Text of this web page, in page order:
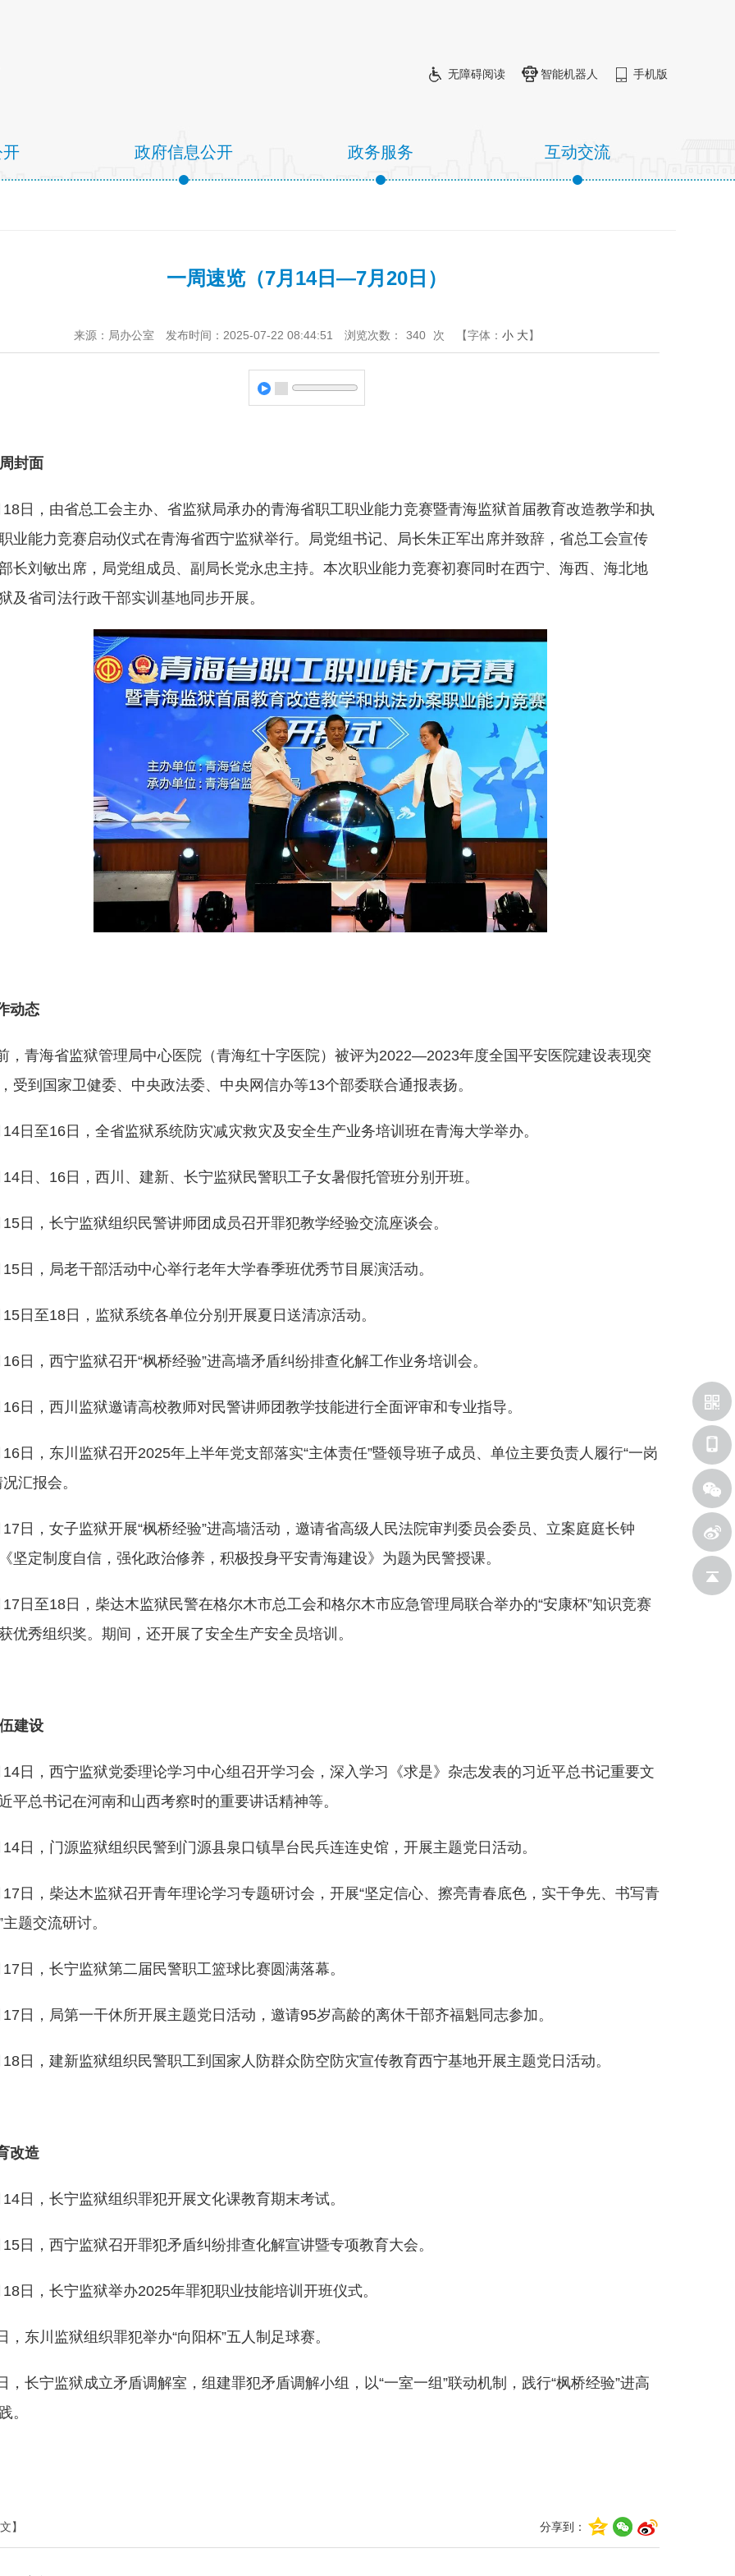
无障碍阅读 智能机器人 手机版
开 政府信息公开 政务服务 互动交流
一周速览（7月14日—7月20日）
来源：局办公室 发布时间：2025-07-22 08:44:51 浏览次数： 340 次 【字体： 小 大】
封面
18日，由省总工会主办、省监狱局承办的青海省职工职业能力竞赛暨青海监狱首届教育改造教学和执
业能力竞赛启动仪式在青海省西宁监狱举行。局党组书记、局长朱正军出席并致辞，省总工会宣传
长刘敏出席，局党组成员、副局长党永忠主持。本次职业能力竞赛初赛同时在西宁、海西、海北地
及省司法行政干部实训基地同步开展。
动态
，青海省监狱管理局中心医院（青海红十字医院）被评为2022—2023年度全国平安医院建设表现突
受到国家卫健委、中央政法委、中央网信办等13个部委联合通报表扬。
14日至16日，全省监狱系统防灾减灾救灾及安全生产业务培训班在青海大学举办。
14日、16日，西川、建新、长宁监狱民警职工子女暑假托管班分别开班。
15日，长宁监狱组织民警讲师团成员召开罪犯教学经验交流座谈会。
15日，局老干部活动中心举行老年大学春季班优秀节目展演活动。
15日至18日，监狱系统各单位分别开展夏日送清凉活动。
16日，西宁监狱召开“枫桥经验”进高墙矛盾纠纷排查化解工作业务培训会。
16日，西川监狱邀请高校教师对民警讲师团教学技能进行全面评审和专业指导。
16日，东川监狱召开2025年上半年党支部落实“主体责任”暨领导班子成员、单位主要负责人履行“一岗
汇报会。
17日，女子监狱开展“枫桥经验”进高墙活动，邀请省高级人民法院审判委员会委员、立案庭庭长钟
坚定制度自信，强化政治修养，积极投身平安青海建设》为题为民警授课。
17日至18日，柴达木监狱民警在格尔木市总工会和格尔木市应急管理局联合举办的“安康杯”知识竞赛
优秀组织奖。期间，还开展了安全生产安全员培训。
建设
14日，西宁监狱党委理论学习中心组召开学习会，深入学习《求是》杂志发表的习近平总书记重要文
平总书记在河南和山西考察时的重要讲话精神等。
14日，门源监狱组织民警到门源县泉口镇旱台民兵连连史馆，开展主题党日活动。
17日，柴达木监狱召开青年理论学习专题研讨会，开展“坚定信心、擦亮青春底色，实干争先、书写青
题交流研讨。
17日，长宁监狱第二届民警职工篮球比赛圆满落幕。
17日，局第一干休所开展主题党日活动，邀请95岁高龄的离休干部齐福魁同志参加。
18日，建新监狱组织民警职工到国家人防群众防空防灾宣传教育西宁基地开展主题党日活动。
改造
14日，长宁监狱组织罪犯开展文化课教育期末考试。
15日，西宁监狱召开罪犯矛盾纠纷排查化解宣讲暨专项教育大会。
18日，长宁监狱举办2025年罪犯职业技能培训开班仪式。
，东川监狱组织罪犯举办“向阳杯”五人制足球赛。
，长宁监狱成立矛盾调解室，组建罪犯矛盾调解小组，以“一室一组”联动机制，践行“枫桥经验”进高
。
分享到：
】
新浪微